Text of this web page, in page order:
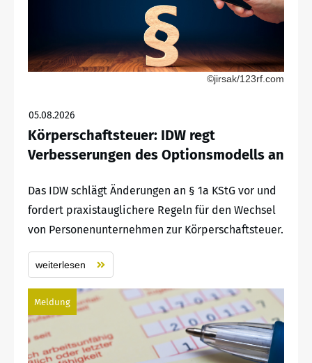
©jirsak/123rf.com
05.08.2026
Körperschaftsteuer: IDW regt
Verbesserungen des Optionsmodells an
Das IDW schlägt Änderungen an § 1a KStG vor und
fordert praxistauglichere Regeln für den Wechsel
von Personenunternehmen zur Körperschaftsteuer.
weiterlesen
Meldung